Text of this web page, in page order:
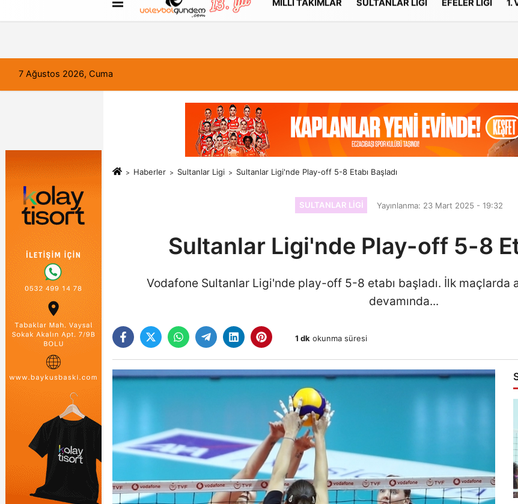
FORUM Haber Gönder Künye
MILLI TAKIMLAR SULTANLAR LIGI EFELER LIGI 1.
7 Ağustos 2026, Cuma
Haberler Sultanlar Ligi Sultanlar Ligi'nde Play-off 5-8 Etabı Başladı
SULTANLAR LIGI Yayınlanma: 23 Mart 2025 - 19:32
Sultanlar Ligi'nde Play-off 5-8
Vodafone Sultanlar Ligi'nde play-off 5-8 etabı başladı. İlk maçlarda
devamında...
1 dk okunma süresi